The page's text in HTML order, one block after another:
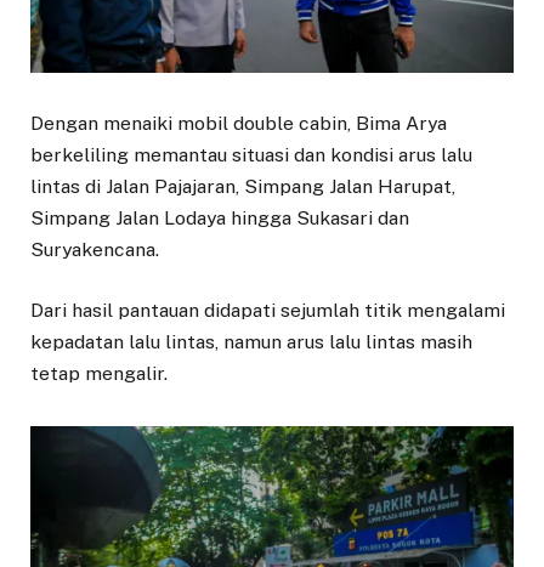
Dengan menaiki mobil double cabin, Bima Arya
berkeliling memantau situasi dan kondisi arus lalu
lintas di Jalan Pajajaran, Simpang Jalan Harupat,
Simpang Jalan Lodaya hingga Sukasari dan
Suryakencana.
Dari hasil pantauan didapati sejumlah titik mengalami
kepadatan lalu lintas, namun arus lalu lintas masih
tetap mengalir.